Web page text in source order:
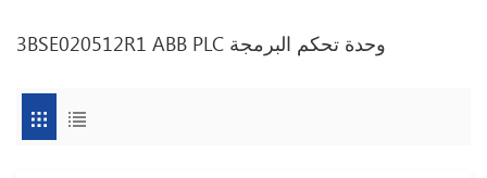
3BSE020512R1 ABB PLC وحدة تحكم البرمجة